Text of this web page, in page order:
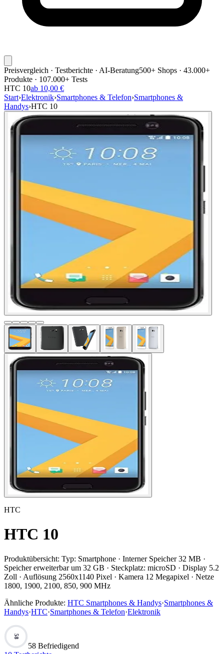
Preisvergleich · Testberichte · AI-Beratung500+ Shops · 43.000+
Produkte · 107.000+ Tests
HTC 10ab 10,00 €
Start›Elektronik›Smartphones & Telefon›Smartphones &
Handys›HTC 10
HTC
HTC 10
Produktübersicht: Typ: Smartphone · Interner Speicher 32 MB ·
Speicher erweiterbar um 32 GB · Steckplatz: microSD · Display 5.2
Zoll · Auflösung 2560x1140 Pixel · Kamera 12 Megapixel · Netze
1800, 1900, 2100, 850, 900 MHz
Ähnliche Produkte: HTC Smartphones & Handys·Smartphones &
Handys·HTC·Smartphones & Telefon·Elektronik
58
58 Befriedigend